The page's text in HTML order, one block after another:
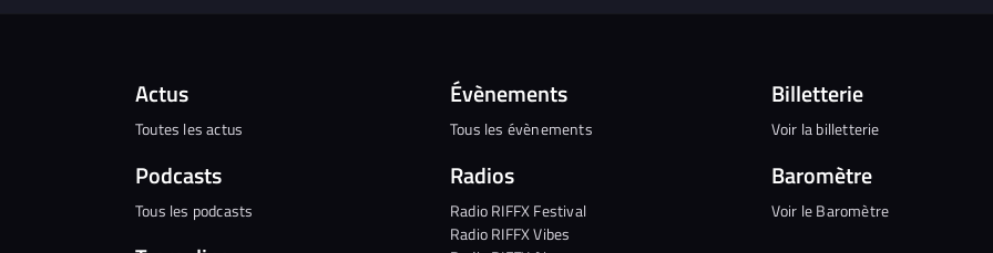
Actus
Toutes les actus
Podcasts
Tous les podcasts
Évènements
Tous les évènements
Radios
Radio RIFFX Festival
Radio RIFFX Vibes
Billetterie
Voir la billetterie
Baromètre
Voir le Baromètre